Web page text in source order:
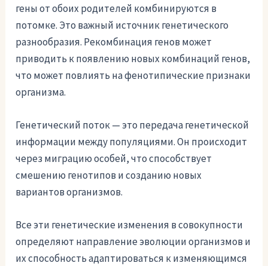
гены от обоих родителей комбинируются в
потомке. Это важный источник генетического
разнообразия. Рекомбинация генов может
приводить к появлению новых комбинаций генов,
что может повлиять на фенотипические признаки
организма.
Генетический поток — это передача генетической
информации между популяциями. Он происходит
через миграцию особей, что способствует
смешению генотипов и созданию новых
вариантов организмов.
Все эти генетические изменения в совокупности
определяют направление эволюции организмов и
их способность адаптироваться к изменяющимся